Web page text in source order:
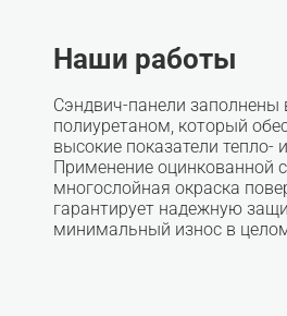
Наши работы
Сэндвич-панели заполнены
полиуретаном, который
высокие показатели тепло-
Применение оцинкованной
многослойная окраска
гарантирует надежную
минимальный износ в